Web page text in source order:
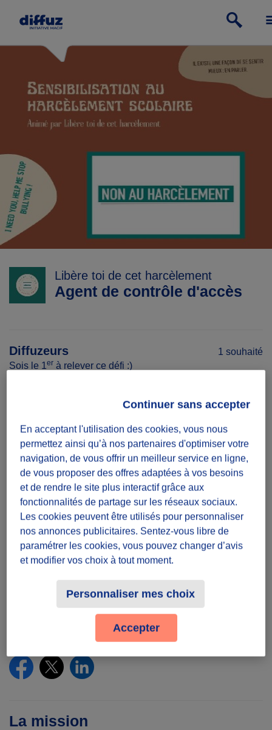
Libère toi de cet harcèlement
Agent de contrôle d'accès
Diffuzeurs
1 souhaité
Sois le 1er à relever ce défi :)
Une participation suffit
Date
Le 20/11/24 de 14:00 à 15:00
Temps à donner
Une heure
34 Rue de la Haute Loge, 59700 Marcq-en-
Barœul, France
Partager le défi
La mission
En acceptant l'utilisation des cookies, vous nous
permettez ainsi qu’à nos partenaires d'optimiser votre
navigation, de vous offrir un meilleur service en ligne,
de vous proposer des offres adaptées à vos besoins
et de rendre le site plus interactif grâce aux
fonctionnalités de partage sur les réseaux sociaux.
Les cookies peuvent être utilisés pour personnaliser
nos annonces publicitaires. Sentez-vous libre de
paramétrer les cookies, vous pouvez changer d’avis
et modifier vos choix à tout moment.
Personnaliser mes choix
Continuer sans accepter
Accepter